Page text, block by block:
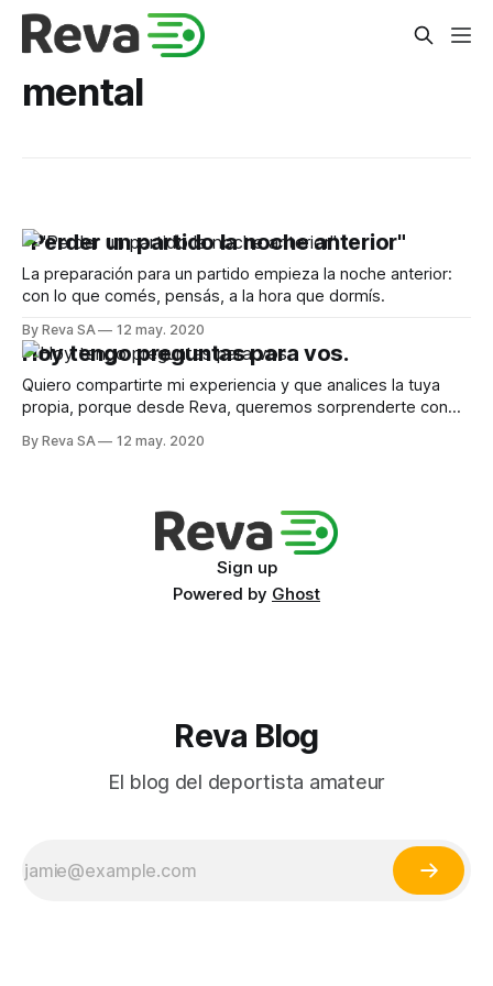
mental
"Perder un partido la noche anterior"
La preparación para un partido empieza la noche anterior:
con lo que comés, pensás, a la hora que dormís.
By Reva SA 12 may. 2020
Hoy tengo preguntas para vos.
Quiero compartirte mi experiencia y que analices la tuya
propia, porque desde Reva, queremos sorprenderte con
By Reva SA 12 may. 2020
Sign up
Powered by Ghost
Reva Blog
El blog del deportista amateur